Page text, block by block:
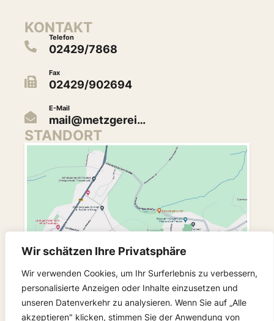
Wir schätzen Ihre Privatsphäre
Wir verwenden Cookies, um Ihr Surferlebnis zu verbessern,
personalisierte Anzeigen oder Inhalte einzusetzen und
unseren Datenverkehr zu analysieren. Wenn Sie auf „Alle
akzeptieren" klicken, stimmen Sie der Anwendung von
KONTAKT
Telefon
02429/7868
Fax
02429/902694
E-Mail
mail@metzgerei…
STANDORT